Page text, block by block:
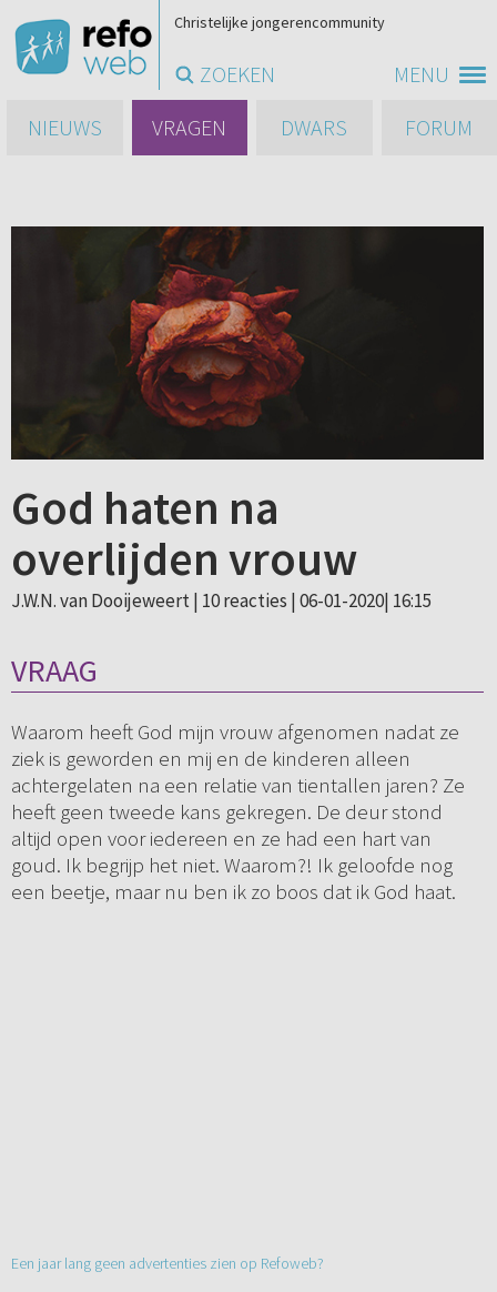
MENU
Christelijke jongerencommunity
ZOEKEN
NIEUWS
VRAGEN DWARS FORUM
God haten na
overlijden vrouw
J.W.N. van Dooijeweert | 10 reacties | 06-01-2020| 16:15
VRAAG
Waarom heeft God mijn vrouw afgenomen nadat ze
ziek is geworden en mij en de kinderen alleen
achtergelaten na een relatie van tientallen jaren? Ze
heeft geen tweede kans gekregen. De deur stond
altijd open voor iedereen en ze had een hart van
goud. Ik begrijp het niet. Waarom?! Ik geloofde nog
een beetje, maar nu ben ik zo boos dat ik God haat.
Een jaar lang geen advertenties zien op Refoweb?